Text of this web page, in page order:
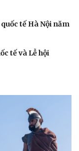
tế Hà Nội năm
tế và Lễ hội